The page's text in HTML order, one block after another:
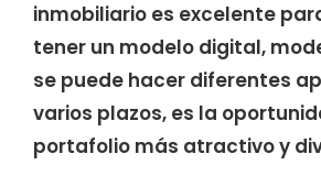
inmobiliario es excelente
tener un modelo digital,
se puede hacer diferentes
varios plazos, es la
portafolio más atractivo y